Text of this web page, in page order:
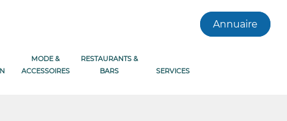
Annuaire
MODE &
ACCESSOIRES
RESTAURANTS &
BARS
SERVICES